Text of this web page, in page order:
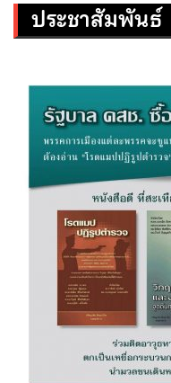
ประชาสัมพันธ์